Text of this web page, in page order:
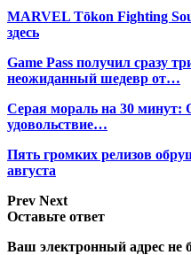
MARVEL Tōkon Fighting
здесь
Game Pass получил сразу
неожиданный шедевр от…
Серая мораль на 30 минут:
удовольствие…
Пять громких релизов
августа
Prev Next
Оставьте ответ
Ваш электронный адрес не